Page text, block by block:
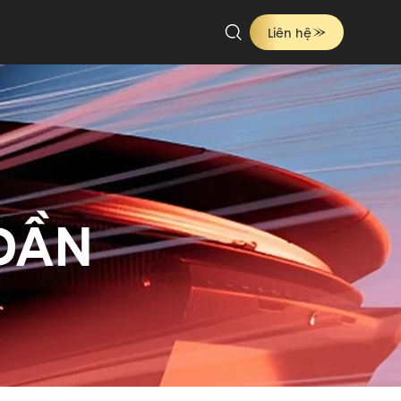
Tuất Hợi
Toyota Audi
Rover
Liên hệ